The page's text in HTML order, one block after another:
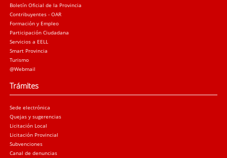
Boletín Oficial de la Provincia
Contribuyentes - OAR
Formación y Empleo
Participación Ciudadana
Servicios a EELL
Smart Provincia
Turismo
@Webmail
Trámites
Sede electrónica
Quejas y sugerencias
Licitación Local
Licitación Provincial
Subvenciones
Canal de denuncias